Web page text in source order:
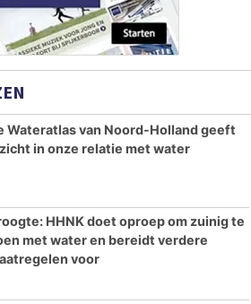
Wateratlas van Noord-Holland geeft
in onze relatie met water
HHNK doet oproep om zuinig te
met water en bereidt verdere
voor